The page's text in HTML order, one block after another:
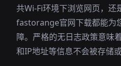
共Wi-Fi环境下浏览网页，还
fastorange官网下载都能为
障。严格的无日志政策意味
和IP地址等信息不会被存储